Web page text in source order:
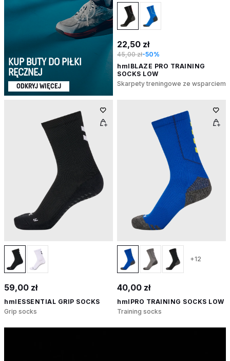
22,50 zł
45,00 zł-50%
hmlBLAZE PRO TRAINING
SOCKS LOW
Skarpety treningowe ze wsparciem
KUP BUTY DO PIŁKI
RĘCZNEJ
ODKRYJ WIĘCEJ
59,00 zł
hmlESSENTIAL GRIP SOCKS
Grip socks
+12
40,00 zł
hmlPRO TRAINING SOCKS LOW
Training socks